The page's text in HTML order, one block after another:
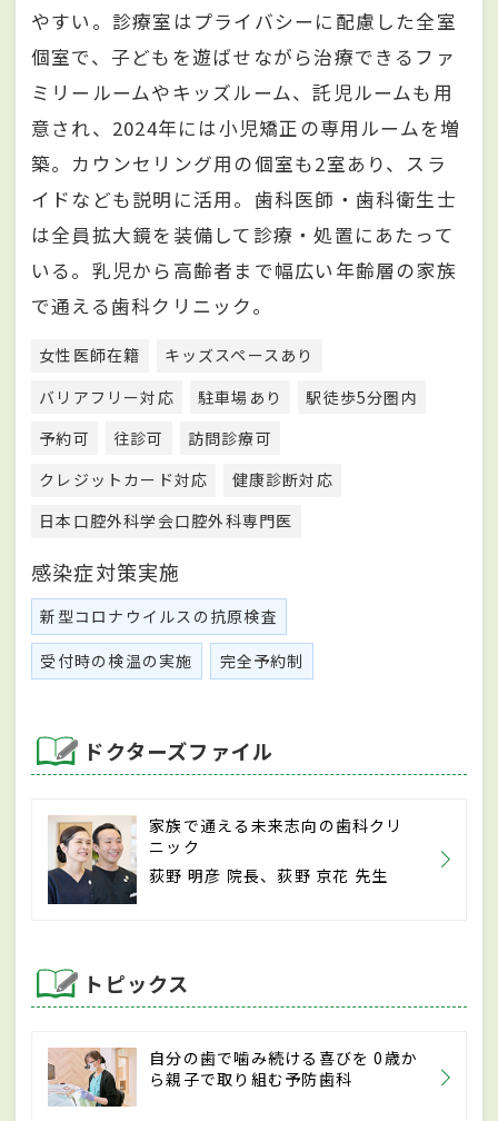
やすい。診療室はプライバシーに配慮した全室
個室で、子どもを遊ばせながら治療できるファ
ミリールームやキッズルーム、託児ルームも用
意され、2024年には小児矯正の専用ルームを増
築。カウンセリング用の個室も2室あり、スラ
イドなども説明に活用。歯科医師・歯科衛生士
は全員拡大鏡を装備して診療・処置にあたって
いる。乳児から高齢者まで幅広い年齢層の家族
で通える歯科クリニック。
女性医師在籍
キッズスペースあり
バリアフリー対応
駐車場あり
駅徒歩5分圏内
予約可
往診可
訪問診療可
クレジットカード対応
健康診断対応
日本口腔外科学会口腔外科専門医
感染症対策実施
新型コロナウイルスの抗原検査
受付時の検温の実施 完全予約制
ドクターズファイル
家族で通える未来志向の歯科クリ
ニック
荻野 明彦 院長、荻野 京花 先生
トピックス
自分の歯で噛み続ける喜びを 0歳か
ら親子で取り組む予防歯科